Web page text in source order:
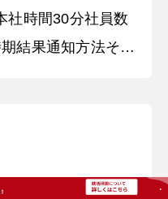
があると理解しま
つれて
結果通知方法その
とは２つありま
イトリーダーを務
学一年生から続け